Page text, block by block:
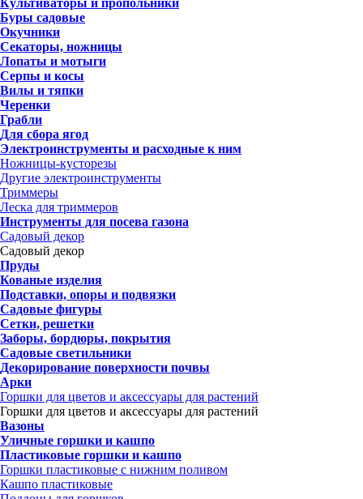
Культиваторы и пропольники
Буры садовые
Окучники
Секаторы, ножницы
Лопаты и мотыги
Серпы и косы
Вилы и тяпки
Черенки
Грабли
Для сбора ягод
Электроинструменты и расходные к ним
Ножницы-кусторезы
Другие электроинструменты
Триммеры
Леска для триммеров
Инструменты для посева газона
Садовый декор
Садовый декор
Пруды
Кованые изделия
Подставки, опоры и подвязки
Садовые фигуры
Сетки, решетки
Заборы, бордюры, покрытия
Садовые светильники
Декорирование поверхности почвы
Арки
Горшки для цветов и аксессуары для растений
Горшки для цветов и аксессуары для растений
Вазоны
Уличные горшки и кашпо
Пластиковые горшки и кашпо
Горшки пластиковые с нижним поливом
Кашпо пластиковые